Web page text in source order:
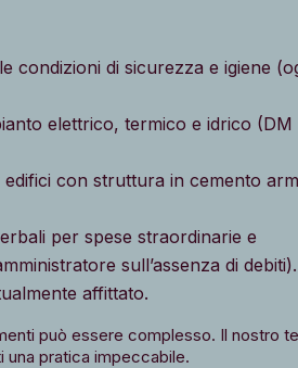
condizioni di sicurezza e igiene
elettrico, termico e idrico (DM
con struttura in cemento
per spese straordinarie e
sull’assenza di debiti).
affittato.
può essere complesso. Il nostro
pratica impeccabile.